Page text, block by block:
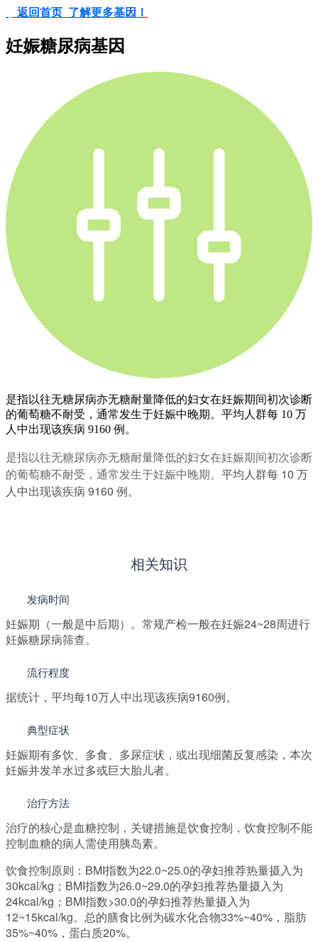
返回首页 了解更多基因！
妊娠糖尿病基因
是指以往无糖尿病亦无糖耐量降低的妇女在妊娠期间初次诊断
的葡萄糖不耐受，通常发生于妊娠中晚期。平均人群每 10 万
人中出现该疾病 9160 例。
是指以往无糖尿病亦无糖耐量降低的妇女在妊娠期间初次诊断
的葡萄糖不耐受，通常发生于妊娠中晚期。 平均人群每 10 万
人中出现该疾病 9160 例。
相关知识
发病时间
妊娠期（一般是中后期）。常规产检一般在妊娠24~28周进行
妊娠糖尿病筛查。
流行程度
据统计，平均每10万人中出现该疾病9160例。
典型症状
妊娠期有多饮、多食、多尿症状，或出现细菌反复感染，本次
妊娠并发羊水过多或巨大胎儿者。
治疗方法
治疗的核心是血糖控制，关键措施是饮食控制，饮食控制不能
控制血糖的病人需使用胰岛素。
饮食控制原则：BMI指数为22.0~25.0的孕妇推荐热量摄入为
30kcal/kg；BMI指数为26.0~29.0的孕妇推荐热量摄入为
24kcal/kg；BMI指数>30.0的孕妇推荐热量摄入为
12~15kcal/kg。总的膳食比例为碳水化合物33%~40%，脂肪
35%~40%，蛋白质20%。